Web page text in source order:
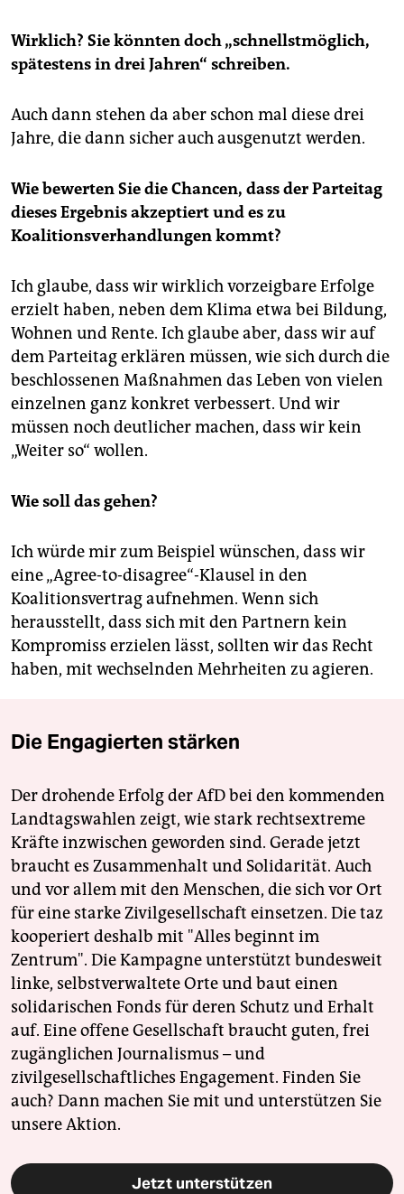
Wirklich? Sie könnten doch „schnellstmöglich,
spätestens in drei Jahren“ schreiben.
Auch dann stehen da aber schon mal diese drei
Jahre, die dann sicher auch ausgenutzt werden.
Wie bewerten Sie die Chancen, dass der Parteitag
dieses Ergebnis akzeptiert und es zu
Koalitionsverhandlungen kommt?
Ich glaube, dass wir wirklich vorzeigbare Erfolge
erzielt haben, neben dem Klima etwa bei Bildung,
Wohnen und Rente. Ich glaube aber, dass wir auf
dem Parteitag erklären müssen, wie sich durch die
beschlossenen Maßnahmen das Leben von vielen
einzelnen ganz konkret verbessert. Und wir
müssen noch deutlicher machen, dass wir kein
„Weiter so“ wollen.
Wie soll das gehen?
Ich würde mir zum Beispiel wünschen, dass wir
eine „Agree-to-disagree“-Klausel in den
Koalitionsvertrag aufnehmen. Wenn sich
herausstellt, dass sich mit den Partnern kein
Kompromiss erzielen lässt, sollten wir das Recht
haben, mit wechselnden Mehrheiten zu agieren.
Die Engagierten stärken
Der drohende Erfolg der AfD bei den kommenden
Landtagswahlen zeigt, wie stark rechtsextreme
Kräfte inzwischen geworden sind. Gerade jetzt
braucht es Zusammenhalt und Solidarität. Auch
und vor allem mit den Menschen, die sich vor Ort
für eine starke Zivilgesellschaft einsetzen. Die taz
kooperiert deshalb mit "Alles beginnt im
Zentrum". Die Kampagne unterstützt bundesweit
linke, selbstverwaltete Orte und baut einen
solidarischen Fonds für deren Schutz und Erhalt
auf. Eine offene Gesellschaft braucht guten, frei
zugänglichen Journalismus – und
zivilgesellschaftliches Engagement. Finden Sie
auch? Dann machen Sie mit und unterstützen Sie
unsere Aktion.
Jetzt unterstützen